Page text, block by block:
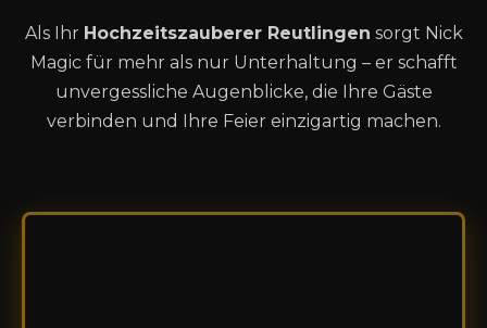
Als Ihr Hochzeitszauberer Reutlingen sorgt Nick
Magic für mehr als nur Unterhaltung – er schafft
unvergessliche Augenblicke, die Ihre Gäste
verbinden und Ihre Feier einzigartig machen.